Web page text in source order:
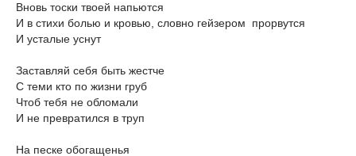
Вновь тоски твоей напьются
И в стихи болью и кровью, словно гейзером прорвутся
И усталые уснут
Заставляй себя быть жестче
С теми кто по жизни груб
Чтоб тебя не обломали
И не превратился в труп
На песке обогащенья